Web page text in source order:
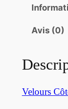
Avis (0)
Velours